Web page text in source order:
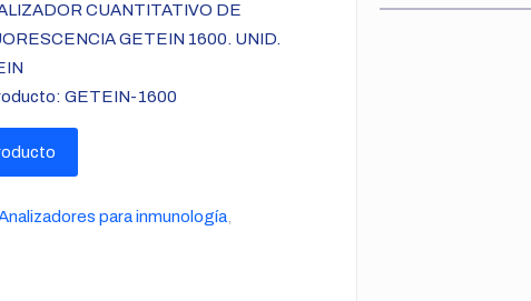
CUANTITATIVO DE
GETEIN 1600. UNID.
GETEIN-1600
para inmunología,